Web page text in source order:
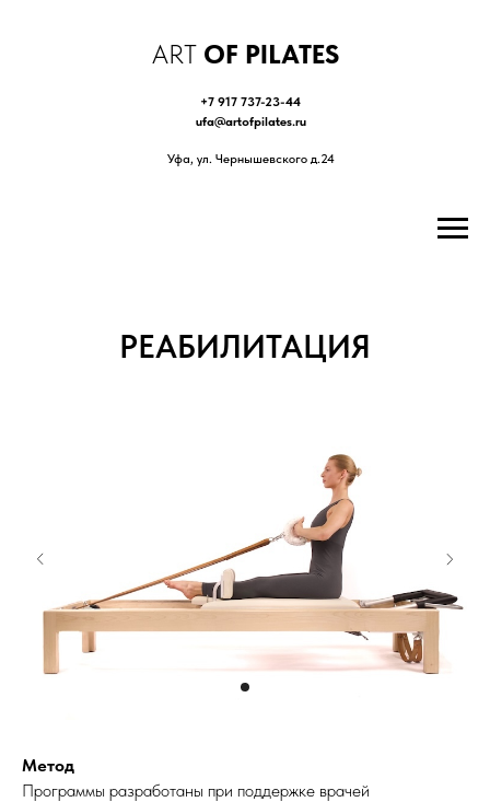
ART OF PILATES
+7 917 737-23-44
ufa@artofpilates.ru
Уфа, ул. Чернышевского д.24
РЕАБИЛИТАЦИЯ
Метод
Программы разработаны при поддержке врачей